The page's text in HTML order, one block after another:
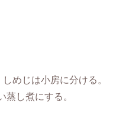
めじは小房に分ける。
し煮にする。